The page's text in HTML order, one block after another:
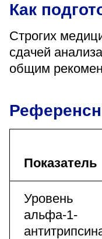
Как
Строгих
сдачей
общим
Показатель
Уровень
альфа-1-